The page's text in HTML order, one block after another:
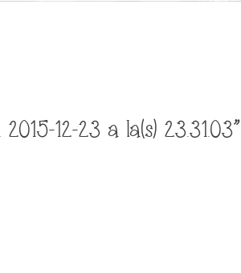
12-23 a la(s) 23.31.03”